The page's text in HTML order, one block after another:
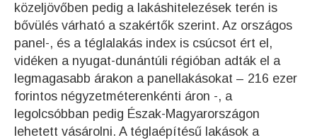
közeljövőben pedig a lakáshitelezések terén is
bővülés várható a szakértők szerint. Az országos
panel-, és a téglalakás index is csúcsot ért el,
vidéken a nyugat-dunántúli régióban adták el a
legmagasabb árakon a panellakásokat – 216 ezer
forintos négyzetméterenkénti áron -, a
legolcsóbban pedig Észak-Magyarországon
lehetett vásárolni. A téglaépítésű lakások a